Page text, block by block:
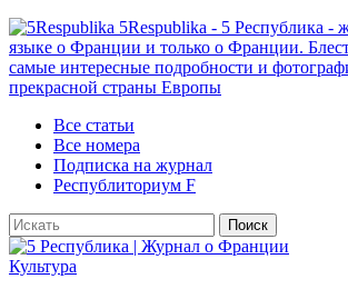
5Respublika - 5 Республика -
языке о Франции и только о Франции.
самые интересные подробности и
прекрасной страны Европы
Все статьи
Все номера
Подписка на журнал
Республиториум F
Культура